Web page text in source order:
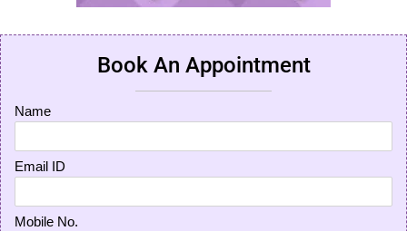
Book An Appointment
Name
Email ID
Mobile No.